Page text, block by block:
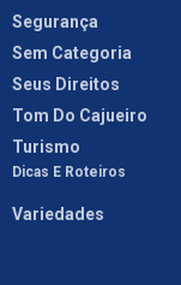
Segurança
Sem Categoria
Seus Direitos
Tom Do Cajueiro
Turismo
Dicas E Roteiros
Variedades